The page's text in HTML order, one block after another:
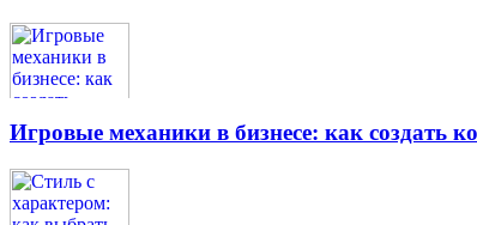
Игровые механики в бизнесе: как создать